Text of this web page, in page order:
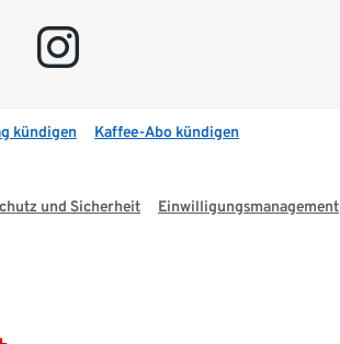
instagram
kündigen Kaffee-Abo kündigen
und Sicherheit Einwilligungsmanagement